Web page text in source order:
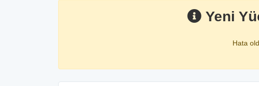
Yeni
Hata